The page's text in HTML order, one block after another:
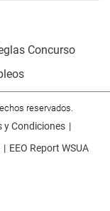
Concurso
reservados.
y Condiciones
EEO Report WSUA